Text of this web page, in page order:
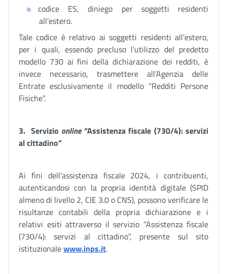
codice ES, diniego per soggetti residenti
all’estero.
Tale codice è relativo ai soggetti residenti all’estero,
per i quali, essendo precluso l’utilizzo del predetto
modello 730 ai fini della dichiarazione dei redditi, è
invece necessario, trasmettere all’Agenzia delle
Entrate esclusivamente il modello “Redditi Persone
Fisiche”.
3. Servizio online“Assistenza fiscale (730/4): servizi
al cittadino”
Ai fini dell’assistenza fiscale 2024, i contribuenti,
autenticandosi con la propria identità digitale (SPID
almeno di livello 2, CIE 3.0 o CNS), possono verificare le
risultanze contabili della propria dichiarazione e i
relativi esiti attraverso il servizio “Assistenza fiscale
(730/4): servizi al cittadino”, presente sul sito
istituzionalewww.inps.it.